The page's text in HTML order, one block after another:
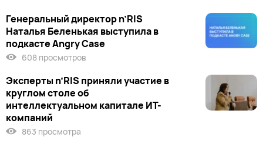
Генеральный директор n’RIS
Наталья Беленькая выступила в
подкасте Angry Case
608 просмотров
Эксперты n’RIS приняли участие в
круглом столе об
интеллектуальном капитале ИТ-
компаний
863 просмотра